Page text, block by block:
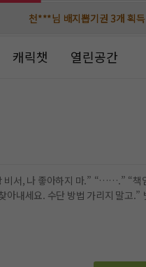
천***님 배지뽑기권 3개 획득
천***님 배지뽑기권 3개 획득
메**님 노벨패스 체험권 3일 획득
메**님 노벨패스 체험권 3일 획득
갈***님 후원10코인 획득
갈***님 후원10코인 획득
캐릭챗 열린공간